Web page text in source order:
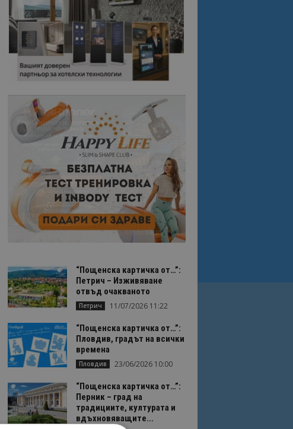
“Пощенска картичка от…”:
Петрич – Изживяване
отвъд очакваното
Петрич 11/07/2026 11:22
“Пощенска картичка от…”:
Пловдив, градът на всички
времена
Пловдив 23/06/2026 10:00
“Пощенска картичка от…”:
Перник – град на
традициите, културата и
вдъхновяващите...